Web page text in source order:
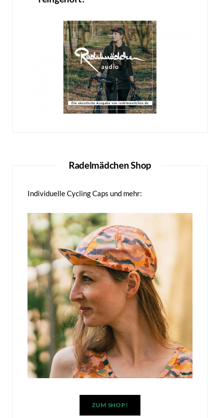
Radelmädchen Shop
Individuelle Cycling Caps und mehr:
ZUM SHOP!